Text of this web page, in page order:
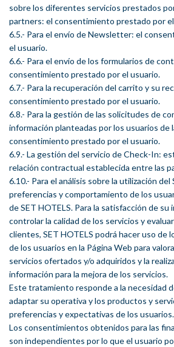
sobre los diferentes servicios prestados
partners: el consentimiento prestado por
6.5.- Para el envío de Newsletter: el
el usuario.
6.6.- Para el envío de los formularios de
consentimiento prestado por el usuario.
6.7.- Para la recuperación del carrito y su
consentimiento prestado por el usuario.
6.8.- Para la gestión de las solicitudes de
información planteadas por los usuarios de
consentimiento prestado por el usuario.
6.9.- La gestión del servicio de Check-In:
relación contractual establecida entre las
6.10.- Para el análisis sobre la utilización del
preferencias y comportamiento de los
de SET HOTELS. Para la satisfacción de
controlar la calidad de los servicios y
clientes, SET HOTELS podrá hacer uso de
de los usuarios en la Página Web para
servicios ofertados y/o adquiridos y la
información para la mejora de los servicios.
Este tratamiento responde a la necesidad
adaptar su operativa y los productos y
preferencias y expectativas de los usuarios.
Los consentimientos obtenidos para las
son independientes por lo que el usuario